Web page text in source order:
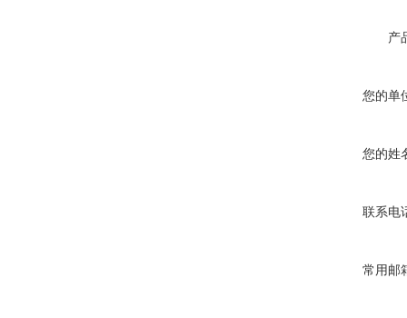
产
您的单
您的姓
联系电
常用邮